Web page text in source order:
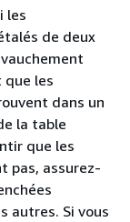
les
de deux
que les
dans un
la table
que les
pas, assurez-
autres. Si vous